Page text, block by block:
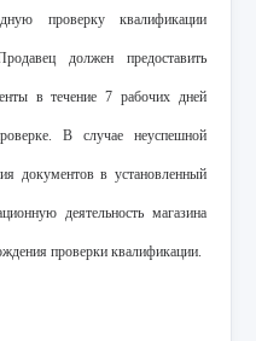
проверку квалификации
должен предоставить
в течение 7 рабочих дней
В случае неуспешной
документов в установленный
деятельность магазина
проверки квалификации.